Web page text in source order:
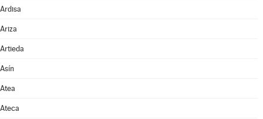
Ardisa
Ariza
Artieda
Asín
Atea
Ateca